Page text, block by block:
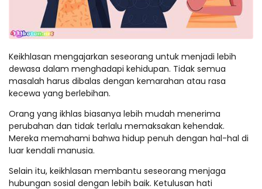
Keikhlasan mengajarkan seseorang untuk menjadi lebih
dewasa dalam menghadapi kehidupan. Tidak semua
masalah harus dibalas dengan kemarahan atau rasa
kecewa yang berlebihan.
Orang yang ikhlas biasanya lebih mudah menerima
perubahan dan tidak terlalu memaksakan kehendak.
Mereka memahami bahwa hidup penuh dengan hal-hal di
luar kendali manusia.
Selain itu, keikhlasan membantu seseorang menjaga
hubungan sosial dengan lebih baik. Ketulusan hati